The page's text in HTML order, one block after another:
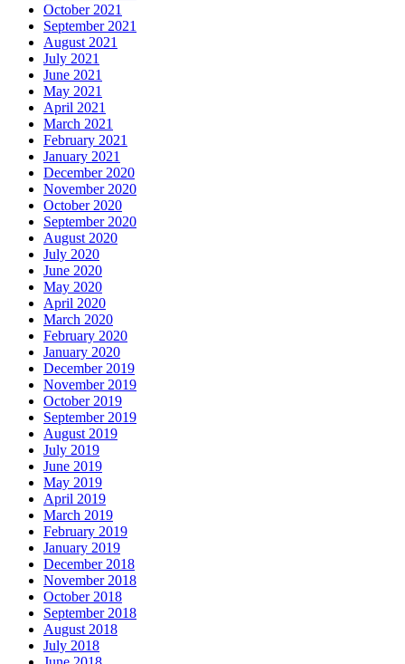
October 2021
September 2021
August 2021
July 2021
June 2021
May 2021
April 2021
March 2021
February 2021
January 2021
December 2020
November 2020
October 2020
September 2020
August 2020
July 2020
June 2020
May 2020
April 2020
March 2020
February 2020
January 2020
December 2019
November 2019
October 2019
September 2019
August 2019
July 2019
June 2019
May 2019
April 2019
March 2019
February 2019
January 2019
December 2018
November 2018
October 2018
September 2018
August 2018
July 2018